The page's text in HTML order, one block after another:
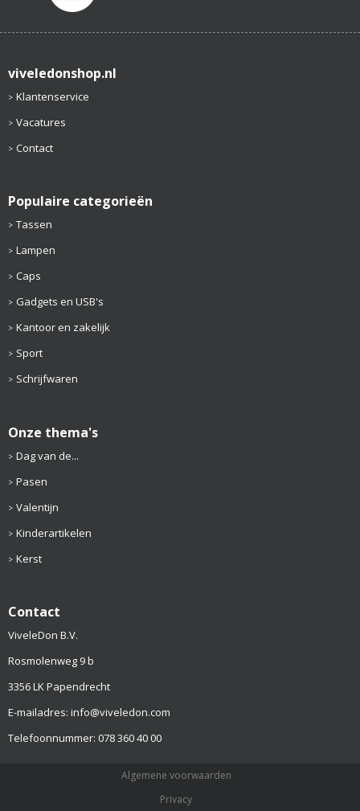
viveledonshop.nl
Klantenservice
Vacatures
Contact
Populaire categorieën
Tassen
Lampen
Caps
Gadgets en USB's
Kantoor en zakelijk
Sport
Schrijfwaren
Onze thema's
Dag van de...
Pasen
Valentijn
Kinderartikelen
Kerst
Contact
ViveleDon B.V.
Rosmolenweg 9 b
3356 LK Papendrecht
E-mailadres: info@viveledon.com
Telefoonnummer: 078 360 40 00
Algemene voorwaarden
Privacy